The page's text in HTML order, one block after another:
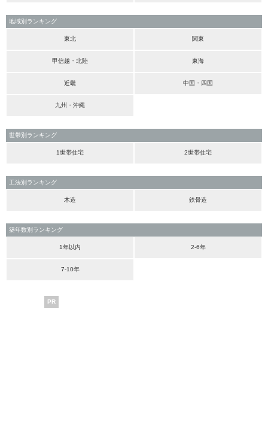
地域別ランキング
東北 関東
甲信越・北陸 東海
近畿 中国・四国
九州・沖縄
世帯別ランキング
1世帯住宅 2世帯住宅
工法別ランキング
木造 鉄骨造
築年数別ランキング
1年以内 2-6年
7-10年
PR